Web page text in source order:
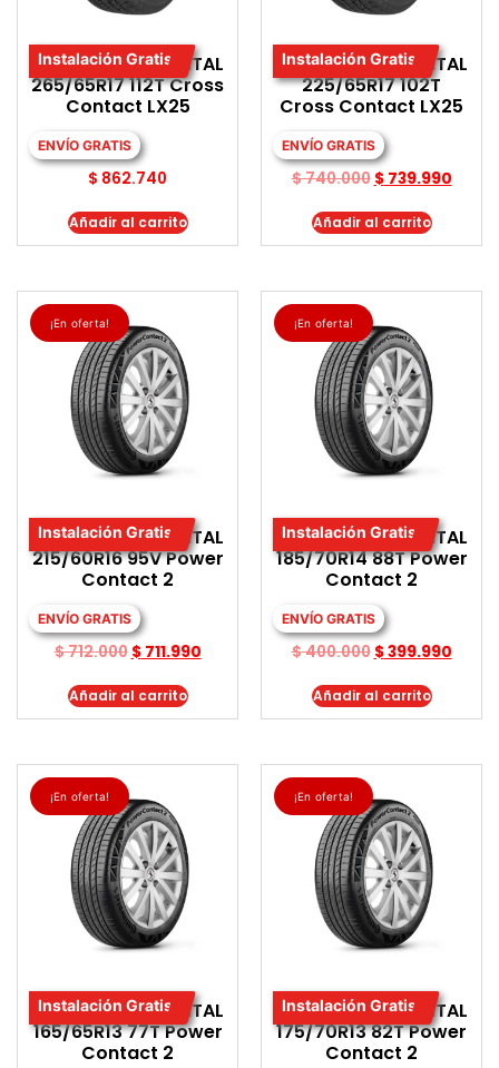
Instalación Gratis
LLANTA CONTINENTAL
265/65R17 112T Cross
Contact LX25
ENVÍO GRATIS
$ 862.740
Añadir al carrito
Instalación Gratis
LLANTA CONTINENTAL
225/65R17 102T
Cross Contact LX25
ENVÍO GRATIS
$740.000 $739.990
Añadir al carrito
¡En oferta!
Instalación Gratis
LLANTA CONTINENTAL
215/60R16 95V Power
Contact 2
ENVÍO GRATIS
$712.000 $711.990
Añadir al carrito
¡En oferta!
Instalación Gratis
LLANTA CONTINENTAL
185/70R14 88T Power
Contact 2
ENVÍO GRATIS
$400.000 $399.990
Añadir al carrito
¡En oferta!
Instalación Gratis
LLANTA CONTINENTAL
165/65R13 77T Power
Contact 2
¡En oferta!
Instalación Gratis
LLANTA CONTINENTAL
175/70R13 82T Power
Contact 2